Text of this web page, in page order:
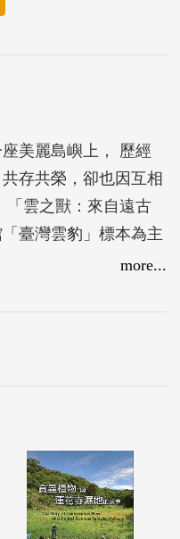
美麗島嶼上， 歷經
存共榮，卻也因互相
「雲之獸：來自遠古
臺灣雲豹」標本為主
博物館間接成為「雲
屬於這座島嶼的回
more...